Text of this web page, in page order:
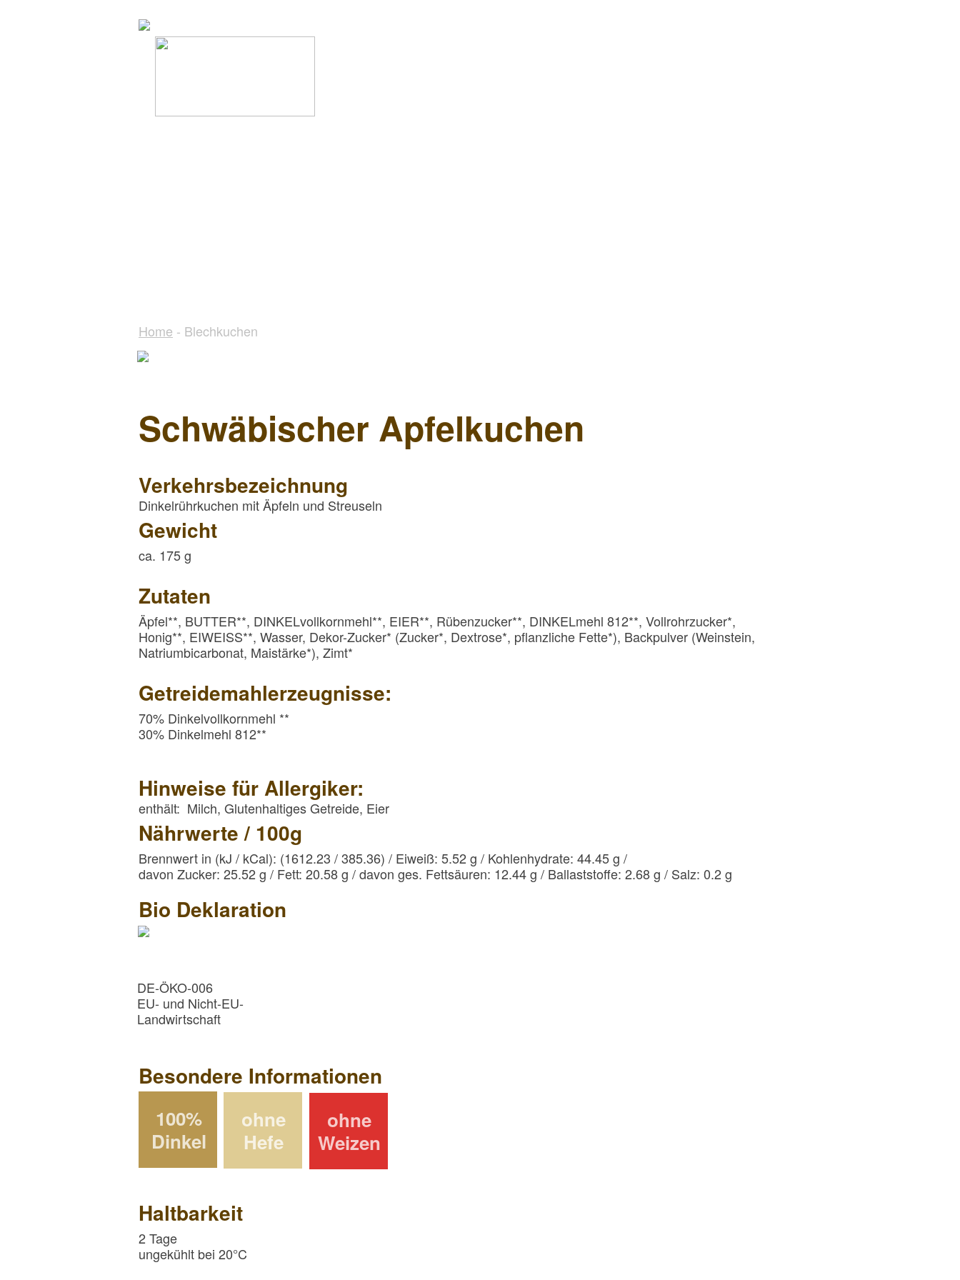
Home - Blechkuchen
Schwäbischer Apfelkuchen
Verkehrsbezeichnung
Dinkelrührkuchen mit Äpfeln und Streuseln
Gewicht
ca. 175 g
Zutaten
Äpfel**, BUTTER**, DINKELvollkornmehl**, EIER**, Rübenzucker**, DINKELmehl 812**, Vollrohrzucker*,
Honig**, EIWEISS**, Wasser, Dekor-Zucker* (Zucker*, Dextrose*, pflanzliche Fette*), Backpulver (Weinstein,
Natriumbicarbonat, Maistärke*), Zimt*
Getreidemahlerzeugnisse:
70% Dinkelvollkornmehl **
30% Dinkelmehl 812**
Hinweise für Allergiker:
enthält: Milch, Glutenhaltiges Getreide, Eier
Nährwerte / 100g
Brennwert in (kJ / kCal): (1612.23 / 385.36) / Eiweiß: 5.52 g / Kohlenhydrate: 44.45 g /
davon Zucker: 25.52 g / Fett: 20.58 g / davon ges. Fettsäuren: 12.44 g / Ballaststoffe: 2.68 g / Salz: 0.2 g
Bio Deklaration
Besondere Informationen
Haltbarkeit
2 Tage
ungekühlt bei 20°C
DE-ÖKO-006
EU- und Nicht-EU-
Landwirtschaft
100%
Dinkel
ohne
Hefe
ohne
Weizen